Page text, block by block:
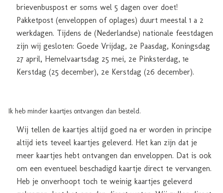
brievenbuspost er soms wel 5 dagen over doet!
Pakketpost (enveloppen of oplages) duurt meestal 1 a 2
werkdagen. Tijdens de (Nederlandse) nationale feestdagen
zijn wij gesloten: Goede Vrijdag, 2e Paasdag, Koningsdag
27 april, Hemelvaartsdag 25 mei, 2e Pinksterdag, 1e
Kerstdag (25 december), 2e Kerstdag (26 december).
Ik heb minder kaartjes ontvangen dan besteld.
Wij tellen de kaartjes altijd goed na er worden in principe
altijd iets teveel kaartjes geleverd. Het kan zijn dat je
meer kaartjes hebt ontvangen dan enveloppen. Dat is ook
om een eventueel beschadigd kaartje direct te vervangen.
Heb je onverhoopt toch te weinig kaartjes geleverd